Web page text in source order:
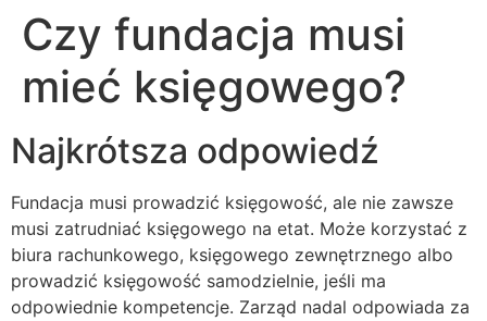
Czy fundacja musi
mieć księgowego?
Najkrótsza odpowiedź
Fundacja musi prowadzić księgowość, ale nie zawsze
musi zatrudniać księgowego na etat. Może korzystać z
biura rachunkowego, księgowego zewnętrznego albo
prowadzić księgowość samodzielnie, jeśli ma
odpowiednie kompetencje. Zarząd nadal odpowiada za